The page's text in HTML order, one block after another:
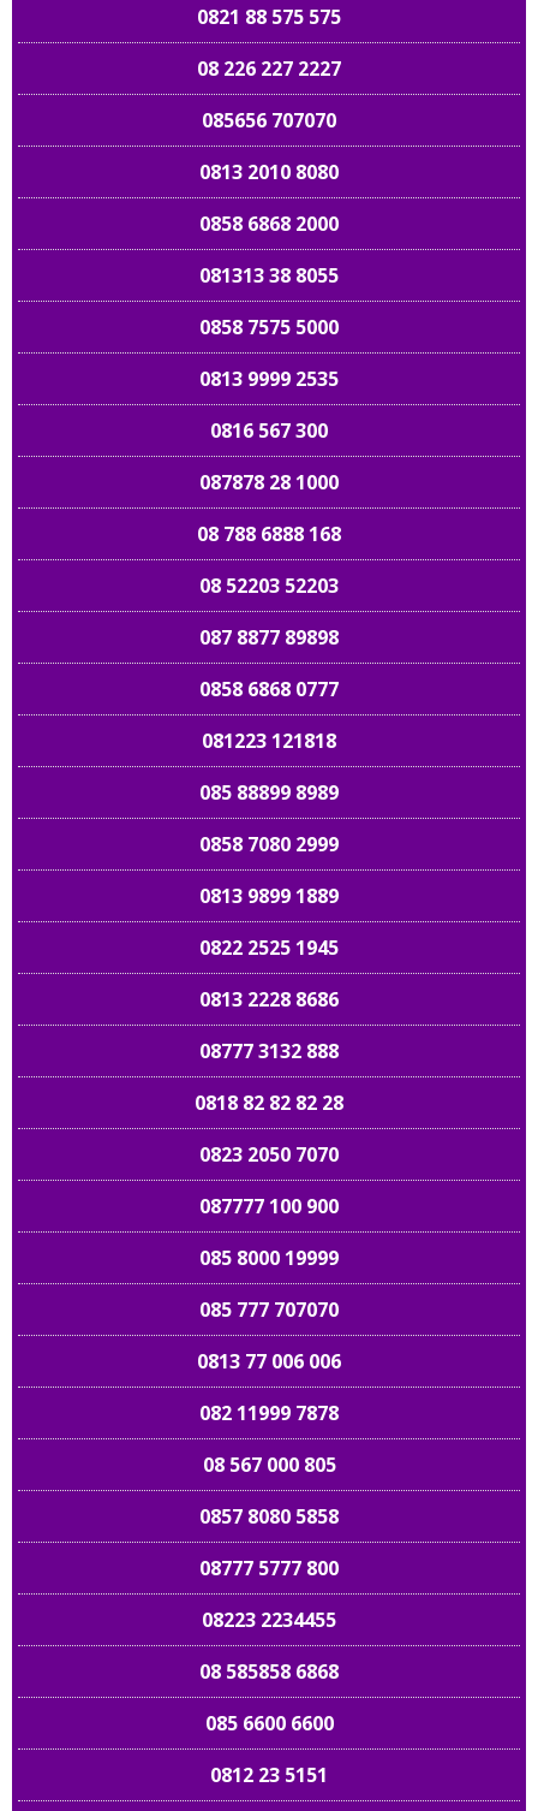
0821 88 575 575
08 226 227 2227
085656 707070
0813 2010 8080
0858 6868 2000
081313 38 8055
0858 7575 5000
0813 9999 2535
0816 567 300
087878 28 1000
08 788 6888 168
08 52203 52203
087 8877 89898
0858 6868 0777
081223 121818
085 88899 8989
0858 7080 2999
0813 9899 1889
0822 2525 1945
0813 2228 8686
08777 3132 888
0818 82 82 82 28
0823 2050 7070
087777 100 900
085 8000 19999
085 777 707070
0813 77 006 006
082 11999 7878
08 567 000 805
0857 8080 5858
08777 5777 800
08223 2234455
08 585858 6868
085 6600 6600
0812 23 5151